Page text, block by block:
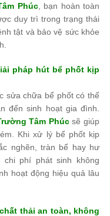
Phúc, bạn hoàn toàn
duy trì trong trạng thái
tật và bảo vệ sức khỏe
pháp hút bể phốt kịp
sửa chữa bể phốt có thể
đến sinh hoạt gia đình.
Tâm Phúcsẽ giúp
Khi xử lý bể phốt kịp
nghẽn, tràn bể hay hư
chi phí phát sinh không
hoạt động hiệu quả lâu
thải an toàn, không